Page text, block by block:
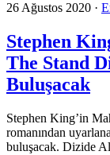
26 Ağustos 2020 ·
Stephen
The Stand
Buluşacak
Stephen King’in
romanından
buluşacak. Dizide